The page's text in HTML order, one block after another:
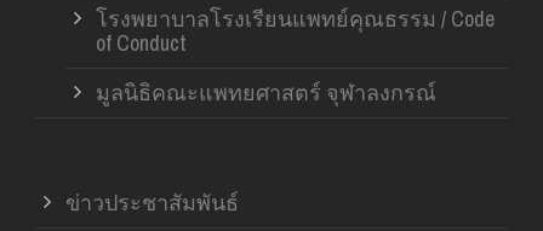
โรงพยาบาลโรงเรียนแพทย์คุณธรรม / Code
of Conduct
มูลนิธิคณะแพทยศาสตร์ จุฬาลงกรณ์
ข่าวประชาสัมพันธ์